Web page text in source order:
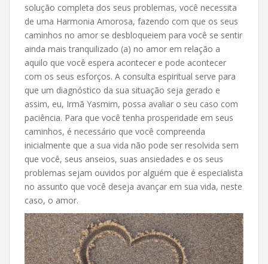
solução completa dos seus problemas, você necessita
de uma Harmonia Amorosa, fazendo com que os seus
caminhos no amor se desbloqueiem para você se sentir
ainda mais tranquilizado (a) no amor em relação a
aquilo que você espera acontecer e pode acontecer
com os seus esforços. A consulta espiritual serve para
que um diagnóstico da sua situação seja gerado e
assim, eu, Irmã Yasmim, possa avaliar o seu caso com
paciência. Para que você tenha prosperidade em seus
caminhos, é necessário que você compreenda
inicialmente que a sua vida não pode ser resolvida sem
que você, seus anseios, suas ansiedades e os seus
problemas sejam ouvidos por alguém que é especialista
no assunto que você deseja avançar em sua vida, neste
caso, o amor.